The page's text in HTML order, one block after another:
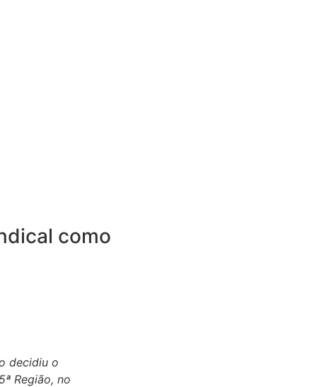
como
decidiu o
Região, no